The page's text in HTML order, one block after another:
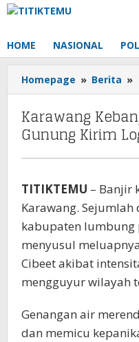
Lewati
HOME NASIONAL
Homepage » Berita »
Karawang
Gunung Kirim
TITIKTEMU – Banjir
Karawang.
kabupaten
menyusul
Cibeet akibat
mengguyur wilayah
Genangan air
dan memicu